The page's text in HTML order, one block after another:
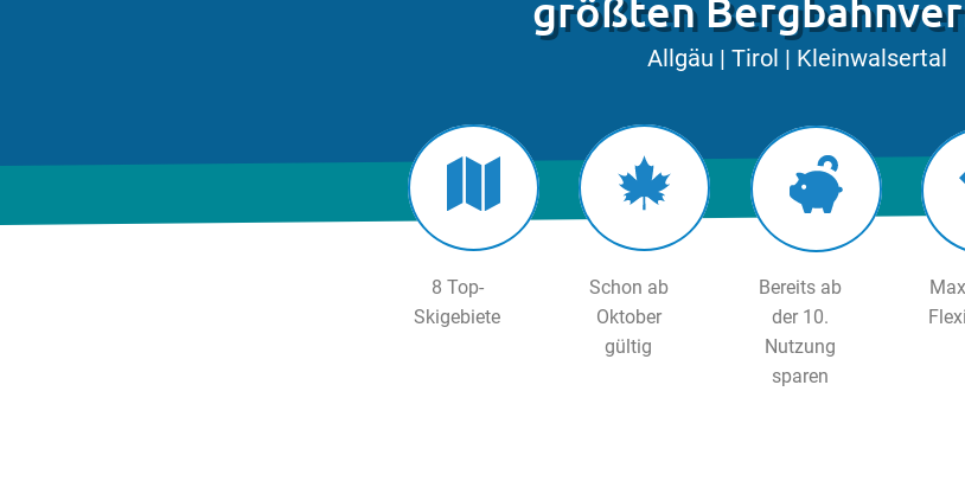
Allgäu | Tirol | Kleinwalsertal
8 Top-
Skigebiete
Schon ab
Oktober
gültig
Bereits ab
der 10.
Nutzung
sparen